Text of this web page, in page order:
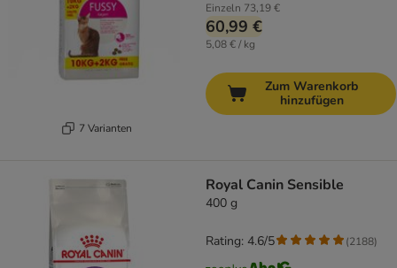
7 Varianten
Einzeln 73,19 €
60,99 €
5,08 € / kg
Zum Warenkorb
hinzufügen
Royal Canin Sensible
400 g
Rating: 4.6/5 (2188)